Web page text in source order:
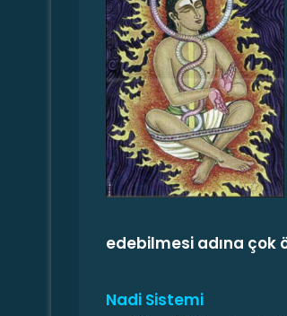
edebilmesi adına çok
Nadi Sistemi